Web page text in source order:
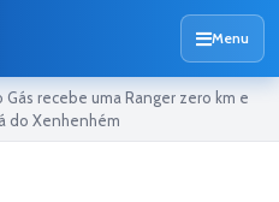
Menu
recebe uma Ranger zero km e
do Xenhenhém